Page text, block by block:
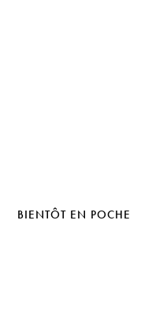
BIENTÔT EN POCHE